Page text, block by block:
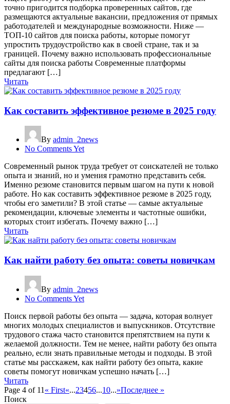
точно пригодится подборка проверенных сайтов, где
размещаются актуальные вакансии, предложения от прямых
работодателей и международные возможности. Ниже —
ТОП-10 сайтов для поиска работы, которые помогут
упростить трудоустройство как в своей стране, так и за
границей. Почему важно использовать профессиональные
сайты для поиска работы Современные платформы
предлагают […]
Читать
Как составить эффективное резюме в 2025 году
By admin_2news
No Comments Yet
Современный рынок труда требует от соискателей не только
опыта и знаний, но и умения грамотно представить себя.
Именно резюме становится первым шагом на пути к новой
работе. Но как составить эффективное резюме в 2025 году,
чтобы его заметили? В этой статье — самые актуальные
рекомендации, ключевые элементы и частотные ошибки,
которых стоит избегать. Почему важно […]
Читать
Как найти работу без опыта: советы новичкам
By admin_2news
No Comments Yet
Поиск первой работы без опыта — задача, которая волнует
многих молодых специалистов и выпускников. Отсутствие
трудового стажа часто становится препятствием на пути к
желаемой должности. Тем не менее, найти работу без опыта
реально, если знать правильные методы и подходы. В этой
статье мы расскажем, как найти работу без опыта, какие
советы помогут новичкам успешно начать […]
Читать
Page 4 of 11 « First«...23456...10...»Последнее »
Поиск